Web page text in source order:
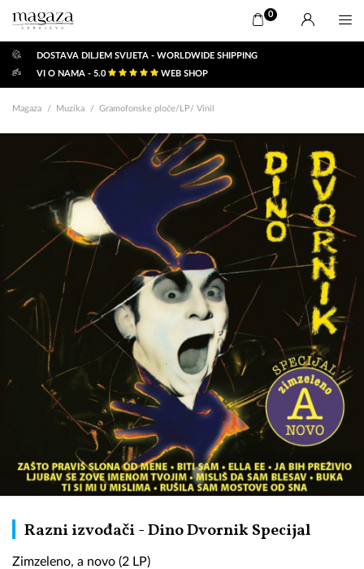
0
DOSTAVA DILJEM SVIJETA - WORLDWIDE SHIPPING
VI O NAMA - 5.0
WEB SHOP
Magaza Muzika Gramofonske ploče/LP/ Vinil
Razni izvođači - Dino Dvornik Specijal
Zimzeleno, a novo (2 LP)